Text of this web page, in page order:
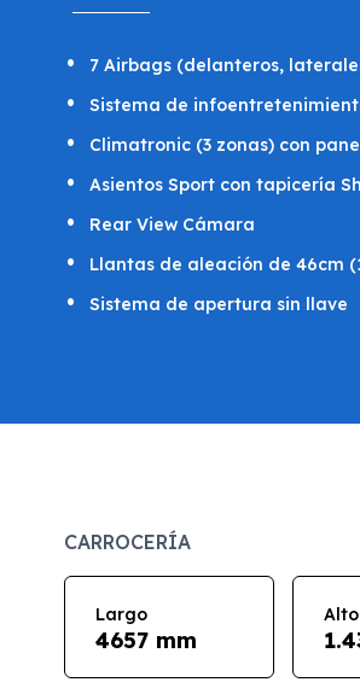
7 Airbags (delanteros,
Sistema de
Climatronic (3 zonas) con
Asientos Sport con tapicería
Rear View Cámara
Llantas de aleación de 46cm
Sistema de apertura sin llave
CARROCERÍA
Largo
4657 mm
Alto